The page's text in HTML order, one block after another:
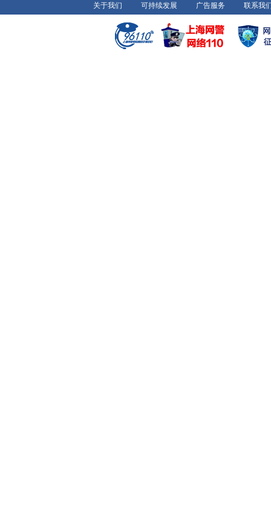
关于我们 可持续发展 广告服务 联系我